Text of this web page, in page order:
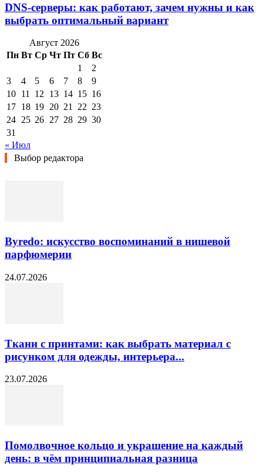
DNS-серверы: как работают, зачем нужны и как
выбрать оптимальный вариант
Август 2026
Пн Вт Ср Чт Пт Сб Вс
1
2
3
4 5 6 7 8
9
10 11 12 13 14 15 16
17 18 19 20 21 22 23
24 25 26 27 28 29 30
31
« Июл
Выбор редактора
Byredo: искусство воспоминаний в нишевой
парфюмерии
24.07.2026
Ткани с принтами: как выбрать материал с
рисунком для одежды, интерьера...
23.07.2026
Помолвочное кольцо и украшение на каждый
день: в чём принципиальная разница